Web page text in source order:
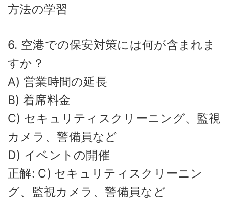
方法の学習
6. 空港での保安対策には何が含まれま
すか？
A) 営業時間の延長
B) 着席料金
C) セキュリティスクリーニング、監視
カメラ、警備員など
D) イベントの開催
正解: C) セキュリティスクリーニン
グ、監視カメラ、警備員など